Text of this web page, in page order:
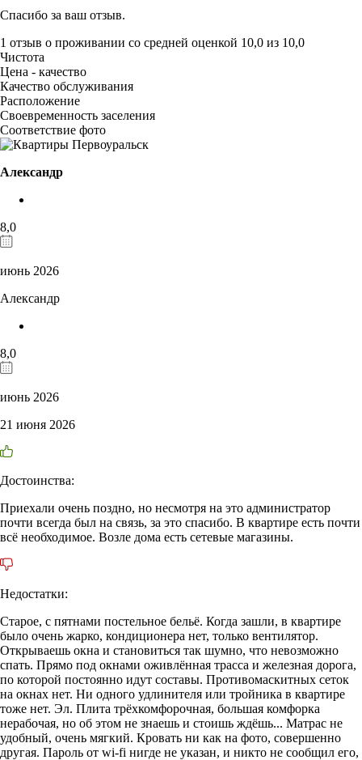
Спасибо за ваш отзыв.
1 отзыв о проживании со средней оценкой 10,0 из 10,0
Чистота
Цена - качество
Качество обслуживания
Расположение
Своевременность заселения
Соответствие фото
Александр
8,0
июнь 2026
Александр
8,0
июнь 2026
21 июня 2026
Достоинства:
Приехали очень поздно, но несмотря на это администратор
почти всегда был на связь, за это спасибо. В квартире есть почти
всё необходимое. Возле дома есть сетевые магазины.
Недостатки:
Старое, с пятнами постельное бельё. Когда зашли, в квартире
было очень жарко, кондиционера нет, только вентилятор.
Открываешь окна и становиться так шумно, что невозможно
спать. Прямо под окнами оживлённая трасса и железная дорога,
по которой постоянно идут составы. Противомаскитных сеток
на окнах нет. Ни одного удлинителя или тройника в квартире
тоже нет. Эл. Плита трёхкомфорочная, большая комфорка
нерабочая, но об этом не знаешь и стоишь ждёшь... Матрас не
удобный, очень мягкий. Кровать ни как на фото, совершенно
другая. Пароль от wi-fi нигде не указан, и никто не сообщил его,